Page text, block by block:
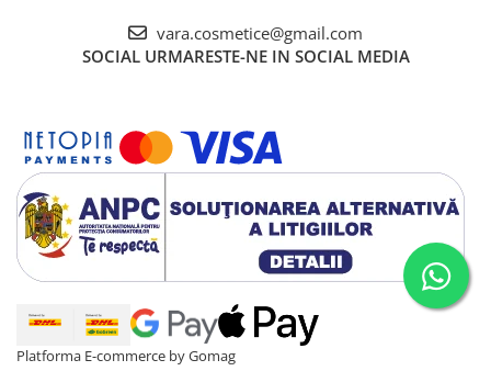
vara.cosmetice@gmail.com
SOCIAL URMARESTE-NE IN SOCIAL MEDIA
Platforma E-commerce by Gomag